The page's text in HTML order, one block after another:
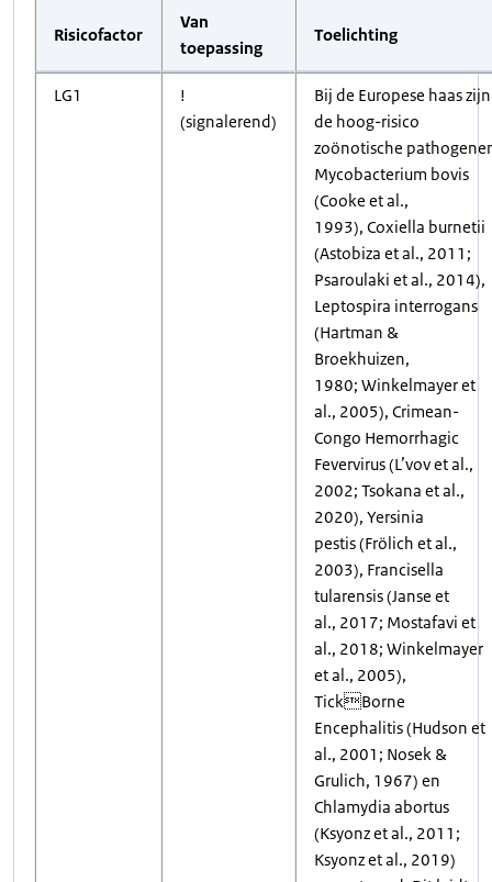
Risicofactor
Van
toepassing
Toelichting
LG1
!
(signalerend)
Bij de Europese haas zijn
de hoog-risico
zoönotische
Mycobacterium bovis
(Cooke et al.,
1993), Coxiella burnetii
(Astobiza et al., 2011;
Psaroulaki et al., 2014),
Leptospira interrogans
(Hartman &
Broekhuizen,
1980; Winkelmayer et
al., 2005), Crimean-
Congo Hemorrhagic
Fevervirus (L’vov et al.,
2002; Tsokana et al.,
2020), Yersinia
pestis (Frölich et al.,
2003), Francisella
tularensis (Janse et
al., 2017; Mostafavi et
al., 2018; Winkelmayer
et al., 2005),
TickBorne
Encephalitis (Hudson et
al., 2001; Nosek &
Grulich, 1967) en
Chlamydia abortus
(Ksyonz et al., 2011;
Ksyonz et al., 2019)